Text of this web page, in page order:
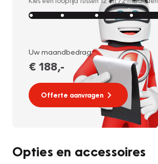
Uw maandbedrag:
€ 188,-
Offerte aanvragen
Opties en accessoires